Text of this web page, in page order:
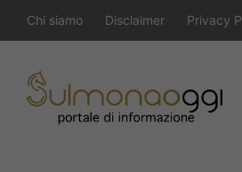
al
contenuto
Chi siamo Disclaimer Privacy